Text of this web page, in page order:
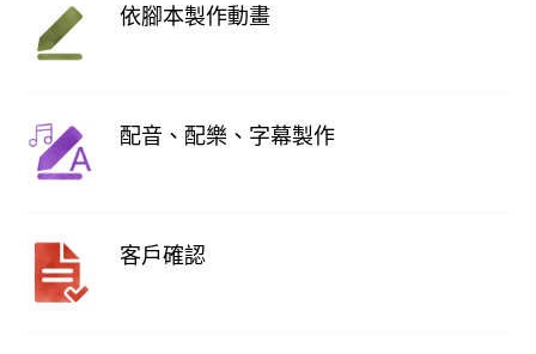
依腳本製作動畫
配音、配樂、字幕製作
客戶確認